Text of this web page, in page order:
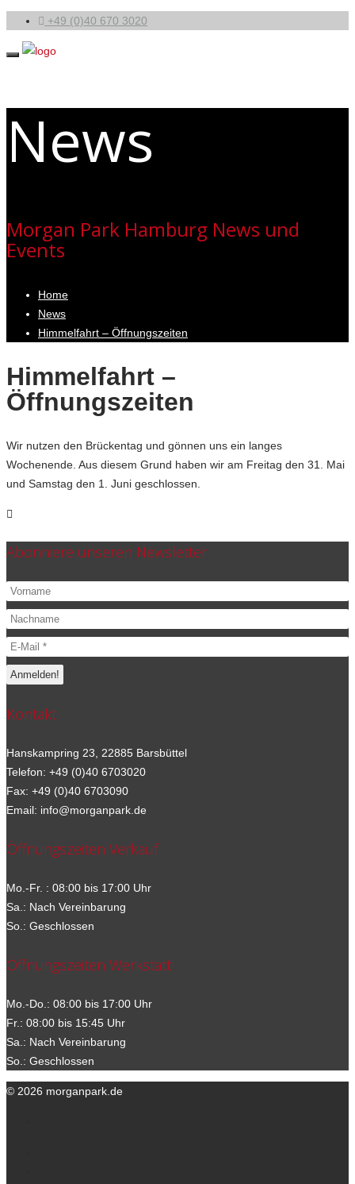
+49 (0)40 670 3020
News
Morgan Park Hamburg News und
Events
Home
News
Himmelfahrt – Öffnungszeiten
Himmelfahrt –
Öffnungszeiten
Wir nutzen den Brückentag und gönnen uns ein langes
Wochenende. Aus diesem Grund haben wir am Freitag den 31. Mai
und Samstag den 1. Juni geschlossen.
Abonniere unseren Newsletter
Kontakt
Hanskampring 23, 22885 Barsbüttel
Telefon: +49 (0)40 6703020
Fax: +49 (0)40 6703090
Email: info@morganpark.de
Öffnungszeiten Verkauf
Mo.-Fr. : 08:00 bis 17:00 Uhr
Sa.: Nach Vereinbarung
So.: Geschlossen
Öffnungszeiten Werkstatt
Mo.-Do.: 08:00 bis 17:00 Uhr
Fr.: 08:00 bis 15:45 Uhr
Sa.: Nach Vereinbarung
So.: Geschlossen
© 2026 morganpark.de